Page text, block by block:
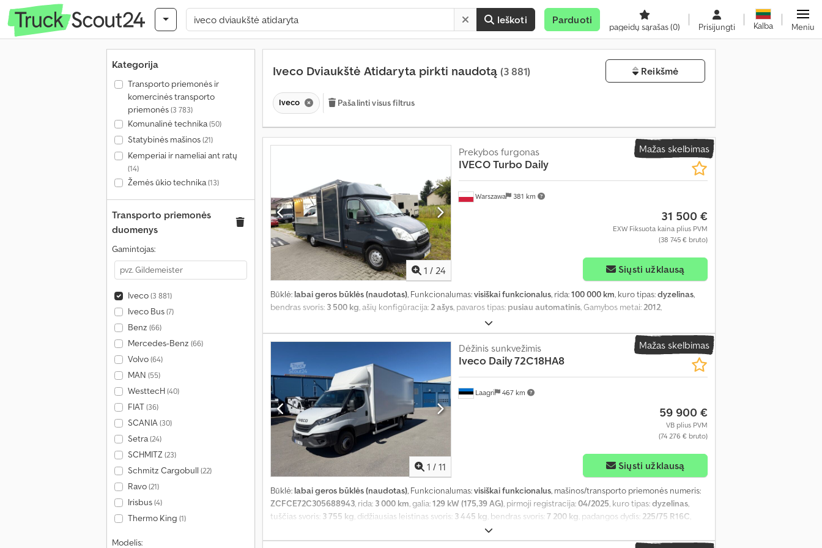
Ieškoti Parduoti
pageidų sąrašas(0) Prisijungti Kalba Meniu
Kategorija
Transporto priemonės ir
komercinės transporto
priemonės(3 783)
Komunalinė technika(50)
Statybinės mašinos(21)
Kemperiai ir nameliai ant ratų
(14)
Žemės ūkio technika(13)
Transporto priemonės
duomenys
Gamintojas:
Iveco(3 881)
Iveco Bus(7)
Benz (66)
Mercedes-Benz (66)
Volvo(64)
MAN (55)
WesttecH(40)
FIAT(36)
SCANIA(30)
Setra(24)
SCHMITZ(23)
Schmitz Cargobull (22)
Ravo(21)
Irisbus(4)
Thermo King (1)
Modelis:
Iveco Dviaukštė Atidaryta pirkti naudotą (3 881) Reikšmė
Iveco Pašalinti visus filtrus
Mažas skelbimas
1 / 24
Warszawa 381 km
Prekybos furgonas
IVECOTurbo Daily
31 500 €
EXW Fiksuota kaina plius PVM
(38 745 € bruto)
Siųsti užklausą
Būklė: labai geros būklės (naudotas), Funkcionalumas:visiškai funkcionalus, rida:100 000 km, kuro tipas:dyzelinas,
bendras svoris: 3 500 kg, ašių konfigūracija:2 ašys, pavaros tipas: pusiau automatinis, Gamybos metai:2012,
Mažas skelbimas
1 / 11
Laagri 467 km
Dėžinis sunkvežimis
Iveco Daily 72C18HA8
59 900 €
VB plius PVM
(74 276 € bruto)
Siųsti užklausą
Būklė: labai geros būklės (naudotas), Funkcionalumas:visiškai funkcionalus, mašinos/transporto priemonės numeris:
ZCFCE72C305688943, rida: 3 000 km, galia:129 kW (175,39 AG), pirmoji registracija:04/2025, kuro tipas:dyzelinas,
tuščias svoris: 3 755 kg, didžiausias leistinas svoris: 3 445 kg, bendras svoris:7 200 kg, padangos dydis: 225/75 R16C,
, ratų bazė:
spalva:balta, vairuotojo kabina:dieninė kabina, pavaros tipas:automatinis, pakaba:plienas, sėdimų vietų skaičius:3,